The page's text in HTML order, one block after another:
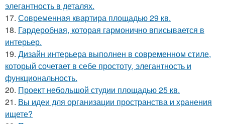
элегантность в деталях.
17. Современная квартира площадью 29 кв.
18. Гардеробная, которая гармонично вписывается в
интерьер.
19. Дизайн интерьера выполнен в современном стиле,
который сочетает в себе простоту, элегантность и
функциональность.
20. Проект небольшой студии площадью 25 кв.
21. Вы идеи для организации пространства и хранения
ищете?